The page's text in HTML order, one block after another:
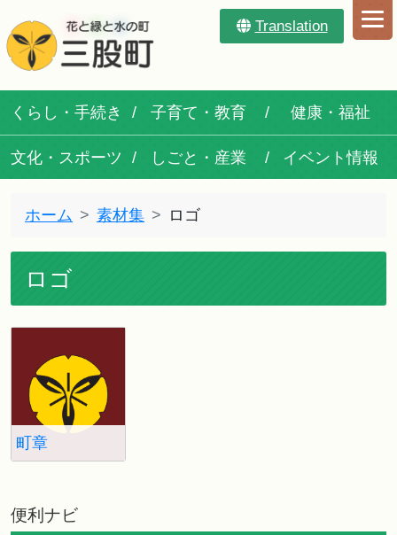
Translation
くらし・手続き 子育て・教育 健康・福祉
文化・スポーツ しごと・産業 イベント情報
ホーム 素材集 ロゴ
ロゴ
町章
便利ナビ